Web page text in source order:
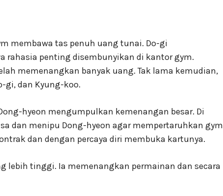
membawa tas penuh uang tunai. Do-gi
rahasia penting disembunyikan di kantor gym.
memenangkan banyak uang. Tak lama kemudian,
gi, dan Kyung-koo.
hyeon mengumpulkan kemenangan besar. Di
dan menipu Dong-hyeon agar mempertaruhkan gym
dan dengan percaya diri membuka kartunya.
lebih tinggi. Ia memenangkan permainan dan secara